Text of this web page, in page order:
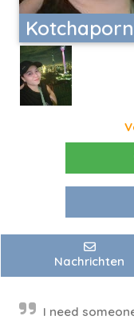
Nachrichten
I need